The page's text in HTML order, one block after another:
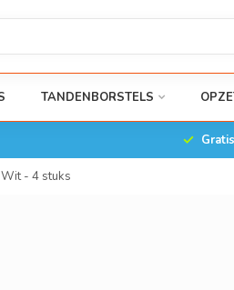
TANDENBORSTELS
- 4 stuks